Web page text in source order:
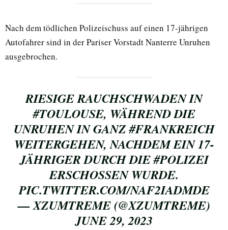
Nach dem tödlichen Polizeischuss auf einen 17-jährigen
Autofahrer sind in der Pariser Vorstadt Nanterre Unruhen
ausgebrochen.
RIESIGE RAUCHSCHWADEN IN
#TOULOUSE, WÄHREND DIE
UNRUHEN IN GANZ#FRANKREICH
WEITERGEHEN, NACHDEM EIN 17-
JÄHRIGER DURCH DIE#POLIZEI
ERSCHOSSEN WURDE.
PIC.TWITTER.COM/NAF2IADMDE
— XZUMTREME (@XZUMTREME)
JUNE 29, 2023